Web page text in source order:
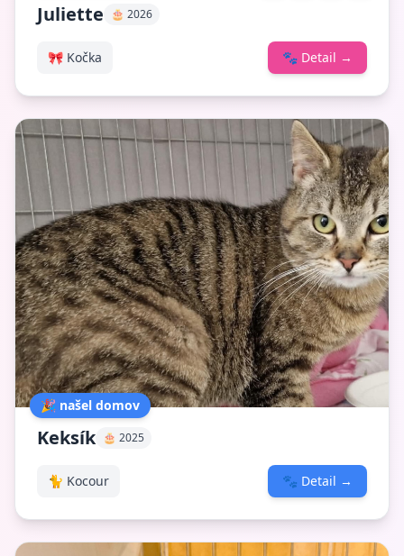
Juliette 🎂 2026
🎀 Kočka 🐾 Detail →
🎉 našel domov
Keksík 🎂 2025
🐈 Kocour 🐾 Detail →